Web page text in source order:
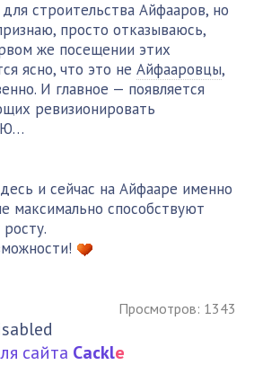
строительства Айфааров, но
просто отказываюсь,
же посещении этих
ясно, что это не Айфааровцы,
И главное — появляется
ревизионировать
и сейчас на Айфааре именно
максимально способствуют
Просмотров: 1343
сайта Cackle